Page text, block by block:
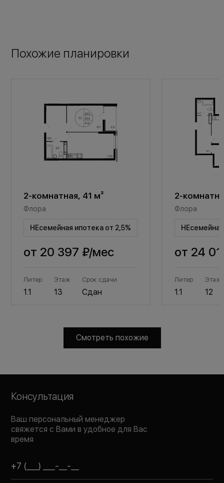
Похожие планировки
2-комнатная, 41 м²
Флора
НЕсемейная ипотека от 2,5%
от 20 397 ₽/мес
Литер
1.1
Этаж
13
Срок сдачи
Сдан
2-
Флора
от 24
Литер
1.1
Этаж
12
Смотреть похожие
Консультация
Ваш персональный менеджер
свяжется с Вами в удобное для Вас
время